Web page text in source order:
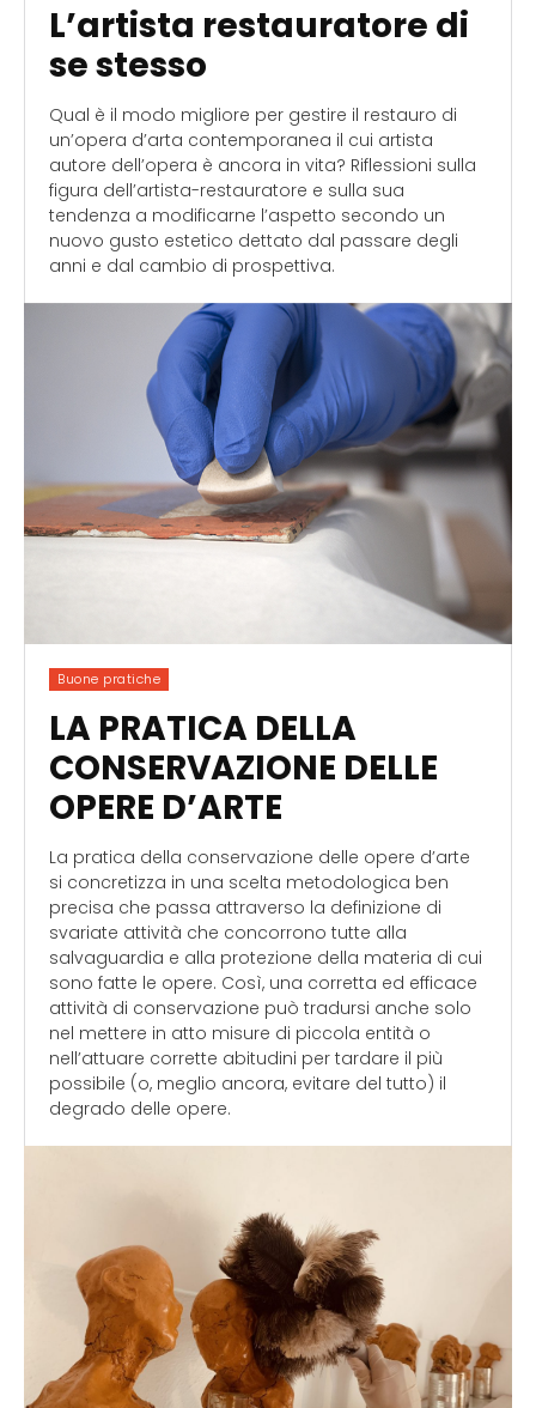
L’artista restauratore di
se stesso
Qual è il modo migliore per gestire il restauro di
un’opera d’arta contemporanea il cui artista
autore dell’opera è ancora in vita? Riflessioni sulla
figura dell’artista-restauratore e sulla sua
tendenza a modificarne l’aspetto secondo un
nuovo gusto estetico dettato dal passare degli
anni e dal cambio di prospettiva.
Buone pratiche
LA PRATICA DELLA
CONSERVAZIONE DELLE
OPERE D’ARTE
La pratica della conservazione delle opere d’arte
si concretizza in una scelta metodologica ben
precisa che passa attraverso la definizione di
svariate attività che concorrono tutte alla
salvaguardia e alla protezione della materia di cui
sono fatte le opere. Così, una corretta ed efficace
attività di conservazione può tradursi anche solo
nel mettere in atto misure di piccola entità o
nell’attuare corrette abitudini per tardare il più
possibile (o, meglio ancora, evitare del tutto) il
degrado delle opere.